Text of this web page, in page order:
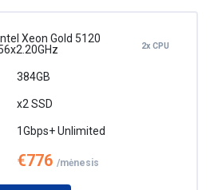
Intel Xeon Gold 5120
2x CPU
384GB
x2 SSD
1Gbps+ Unlimited
€776 /mėnesis